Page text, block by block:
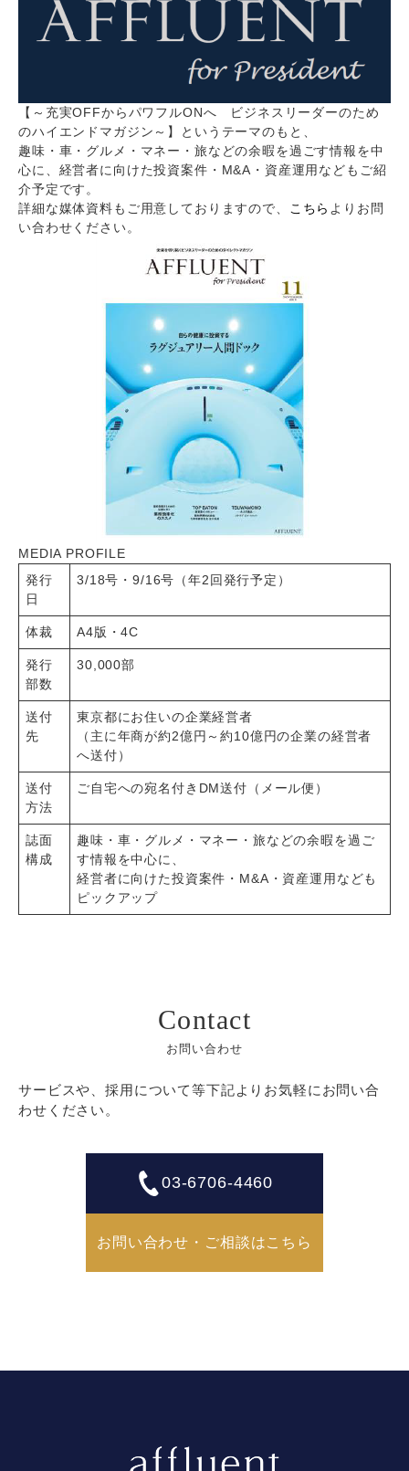
【～充実OFFからパワフルONへ ビジネスリーダーのため
のハイエンドマガジン～】というテーマのもと、
趣味・車・グルメ・マネー・旅などの余暇を過ごす情報を中
心に、経営者に向けた投資案件・M&A・資産運用などもご紹
介予定です。
詳細な媒体資料もご用意しておりますので、
こちら よりお問
い合わせください。
MEDIA PROFILE
発行
日
3/18号・9/16号（年2回発行予定）
体裁 A4版・4C
発行
部数
30,000部
送付
先
東京都にお住いの企業経営者
（主に年商が約2億円～約10億円の企業の経営者
へ送付）
送付
方法
ご自宅への宛名付きDM送付（メール便）
誌面
構成
趣味・車・グルメ・マネー・旅などの余暇を過ご
す情報を中心に、
経営者に向けた投資案件・M&A・資産運用なども
ピックアップ
Contact
お問い合わせ
サービスや、採用について等下記よりお気軽にお問い合
わせください。
03-6706-4460
お問い合わせ・ご相談はこちら